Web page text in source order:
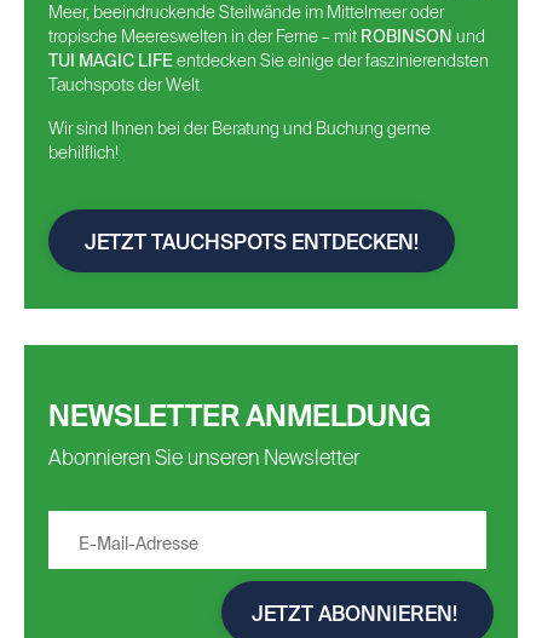
Meer, beeindruckende Steilwände im Mittelmeer oder
tropische Meereswelten in der Ferne – mit ROBINSON und
TUI MAGIC LIFE entdecken Sie einige der faszinierendsten
Tauchspots der Welt.
Wir sind Ihnen bei der Beratung und Buchung gerne
behilflich!
JETZT TAUCHSPOTS ENTDECKEN!
NEWSLETTER ANMELDUNG
Abonnieren Sie unseren Newsletter
JETZT ABONNIEREN!